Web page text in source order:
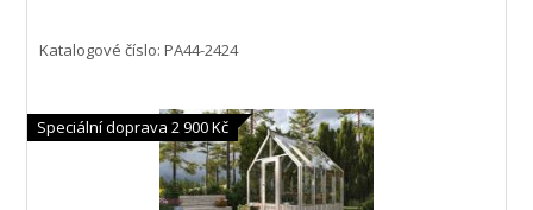
Speciální doprava 2 900 Kč
Katalogové číslo: PA44-2424